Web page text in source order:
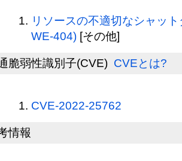
リソースの不適切なシャッ
WE-404) [その他]
脆弱性識別子(CVE) CVEとは?
CVE-2022-25762
情報